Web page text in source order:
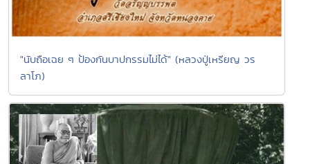
"นับถือเฉย ๆ ป้องกันบาปกรรมไม่ได้" (หลวงปู่เหรียญ วร
ลาโภ)